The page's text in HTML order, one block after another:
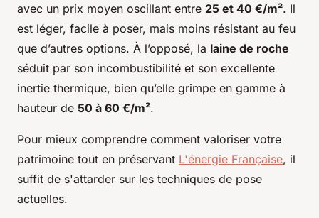
avec un prix moyen oscillant entre 25 et 40 €/m². Il
est léger, facile à poser, mais moins résistant au feu
que d’autres options. À l’opposé, la laine de roche
séduit par son incombustibilité et son excellente
inertie thermique, bien qu’elle grimpe en gamme à
hauteur de 50 à 60 €/m².
Pour mieux comprendre comment valoriser votre
patrimoine tout en préservant L'énergie Française, il
suffit de s'attarder sur les techniques de pose
actuelles.